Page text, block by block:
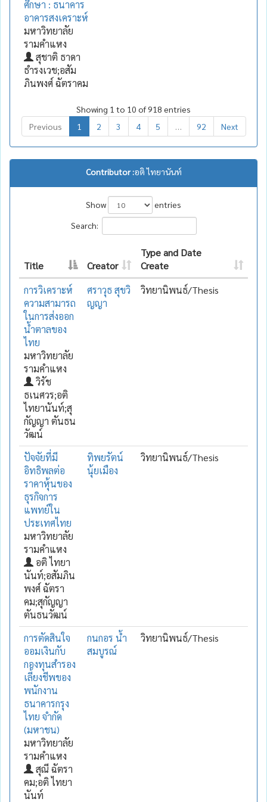
ศึกษา : ธนาคาร
อาคารสงเคราะห์
มหาวิทยาลัย
รามคำแหง
สุชาติ ธาดา
ธำรงเวช;อสัม
ภินพงศ์ ฉัตราคม
Showing 1 to 10 of 918 entries
Previous
1 2 3 4 5 92 Next
Contributor :อติ ไทยานันท์
Show
entries
Search:
Title Creator
Type and Date
Create
การวิเคราะห์
ความสามารถ
ในการส่งออก
น้ำตาลของ
ไทย
มหาวิทยาลัย
รามคำแหง
วิรัช
ธเนศวร;อติ
ไทยานันท์;สุ
กัญญา ตันธน
วัฒน์
ศราวุธ สุขวิ
ญญา
วิทยานิพนธ์/Thesis
ปัจจัยที่มี
อิทธิพลต่อ
ราคาหุ้นของ
ธุรกิจการ
แพทย์ใน
ประเทศไทย
มหาวิทยาลัย
รามคำแหง
อติ ไทยา
นันท์;อสัมภิน
พงศ์ ฉัตรา
คม;สุกัญญา
ตันธนวัฒน์
ทิพยรัตน์
นุ้ยเมือง
วิทยานิพนธ์/Thesis
การตัดสินใจ
ออมเงินกับ
กองทุนสำรอง
เลี้ยงชีพของ
พนักงาน
ธนาคารกรุง
ไทย จำกัด
(มหาชน)
มหาวิทยาลัย
รามคำแหง
สุณี ฉัตรา
คม;อติ ไทยา
นันท์
กนกอร น้ำ
สมบูรณ์
วิทยานิพนธ์/Thesis